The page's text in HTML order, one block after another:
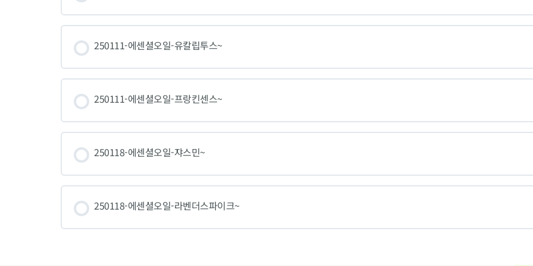
250111-에센셜오일-유칼립투스~
250111-에센셜오일-프랑킨센스~
250118-에센셜오일-쟈스민~
250118-에센셜오일-라벤더스파이크~